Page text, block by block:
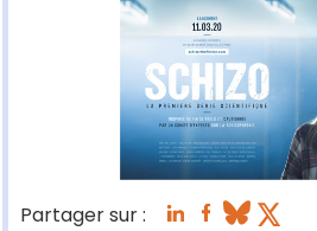
Partager sur :